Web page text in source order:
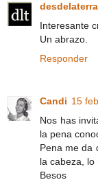
Interesante
Un abrazo.
Responder
Candi 15
Nos has
la pena
Pena me da
la cabeza, lo
Besos